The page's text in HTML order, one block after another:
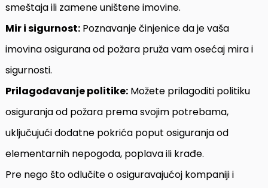
smeštaja ili zamene uništene imovine.
Mir i sigurnost: Poznavanje činjenice da je vaša
imovina osigurana od požara pruža vam osećaj mira i
sigurnosti.
Prilagođavanje politike: Možete prilagoditi politiku
osiguranja od požara prema svojim potrebama,
uključujući dodatne pokrića poput osiguranja od
elementarnih nepogoda, poplava ili krađe.
Pre nego što odlučite o osiguravajućoj kompaniji i